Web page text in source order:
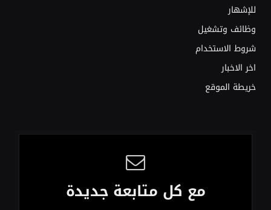
للإشهار
وظائف وتشغيل
شروط الاستخدام
اخر الاخبار
خريطة الموقع
مع كل متابعة جديدة